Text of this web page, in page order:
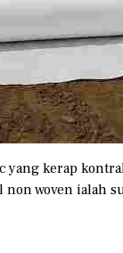
yang kerap
woven ialah